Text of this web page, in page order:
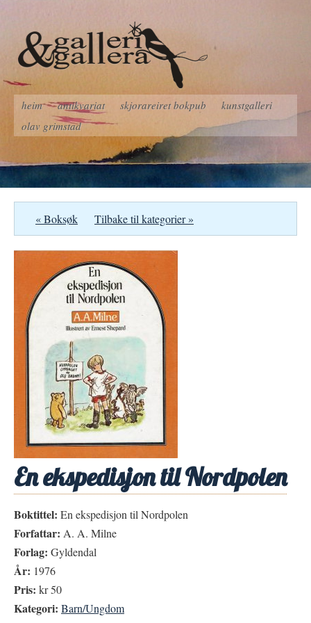
heim antikvariat skjorareiret bokpub
kunstgalleri
olav grimstad
« Boksøk Tilbake til kategorier »
En ekspedisjon til Nordpolen
Boktittel: En ekspedisjon til Nordpolen
Forfattar: A. A. Milne
Forlag: Gyldendal
År: 1976
Pris: kr 50
Kategori: Barn/Ungdom